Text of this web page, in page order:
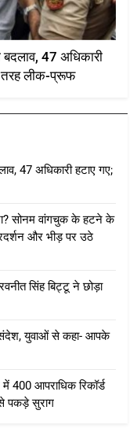
47 अधिकारी
तरह लीक-प्रूफ
47 अधिकारी हटाए गए;
सोनम वांगचुक के हटने के
और भीड़ पर उठे
सिंह बिट्टू ने छोड़ा
संदेश, युवाओं से कहा- आपके
आपराधिक रिकॉर्ड
पकड़े सुराग